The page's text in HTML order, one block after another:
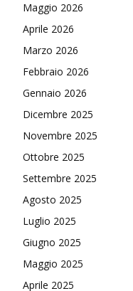
Maggio 2026
Aprile 2026
Marzo 2026
Febbraio 2026
Gennaio 2026
Dicembre 2025
Novembre 2025
Ottobre 2025
Settembre 2025
Agosto 2025
Luglio 2025
Giugno 2025
Maggio 2025
Aprile 2025